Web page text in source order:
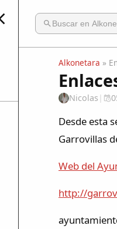
Alkonetara »
Nicolas |
Desde esta
Garrovillas
Web del
http://